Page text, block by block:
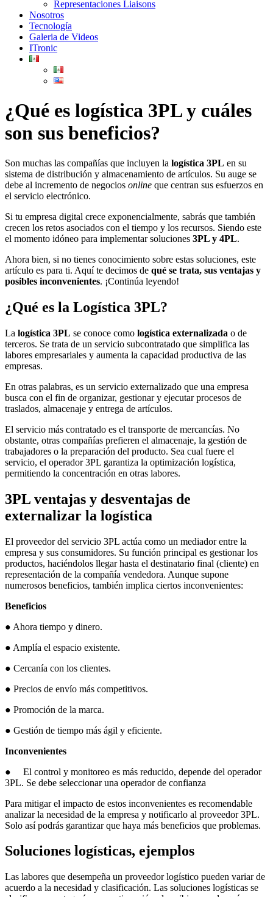
Representaciones Liaisons
Nosotros
Tecnología
Galeria de Videos
ITronic
¿Qué es logística 3PL y cuáles
son sus beneficios?
Son muchas las compañías que incluyen la logística 3PL en su
sistema de distribución y almacenamiento de artículos. Su auge se
debe al incremento de negocios online que centran sus esfuerzos en
el servicio electrónico.
Si tu empresa digital crece exponencialmente, sabrás que también
crecen los retos asociados con el tiempo y los recursos. Siendo este
el momento idóneo para implementar soluciones 3PL y 4PL.
Ahora bien, si no tienes conocimiento sobre estas soluciones, este
artículo es para ti. Aquí te decimos de qué se trata, sus ventajas y
posibles inconvenientes. ¡Continúa leyendo!
¿Qué es la Logística 3PL?
La logística 3PL se conoce como logística externalizada o de
terceros. Se trata de un servicio subcontratado que simplifica las
labores empresariales y aumenta la capacidad productiva de las
empresas.
En otras palabras, es un servicio externalizado que una empresa
busca con el fin de organizar, gestionar y ejecutar procesos de
traslados, almacenaje y entrega de artículos.
El servicio más contratado es el transporte de mercancías. No
obstante, otras compañías prefieren el almacenaje, la gestión de
trabajadores o la preparación del producto. Sea cual fuere el
servicio, el operador 3PL garantiza la optimización logística,
permitiendo la concentración en otras labores.
3PL ventajas y desventajas de
externalizar la logística
El proveedor del servicio 3PL actúa como un mediador entre la
empresa y sus consumidores. Su función principal es gestionar los
productos, haciéndolos llegar hasta el destinatario final (cliente) en
representación de la compañía vendedora. Aunque supone
numerosos beneficios, también implica ciertos inconvenientes:
Beneficios
● Ahora tiempo y dinero.
● Amplía el espacio existente.
● Cercanía con los clientes.
● Precios de envío más competitivos.
● Promoción de la marca.
● Gestión de tiempo más ágil y eficiente.
Inconvenientes
● El control y monitoreo es más reducido, depende del operador
3PL. Se debe seleccionar una operador de confianza
Para mitigar el impacto de estos inconvenientes es recomendable
analizar la necesidad de la empresa y notificarlo al proveedor 3PL.
Solo así podrás garantizar que haya más beneficios que problemas.
Soluciones logísticas, ejemplos
Las labores que desempeña un proveedor logístico pueden variar de
acuerdo a la necesidad y clasificación. Las soluciones logísticas se